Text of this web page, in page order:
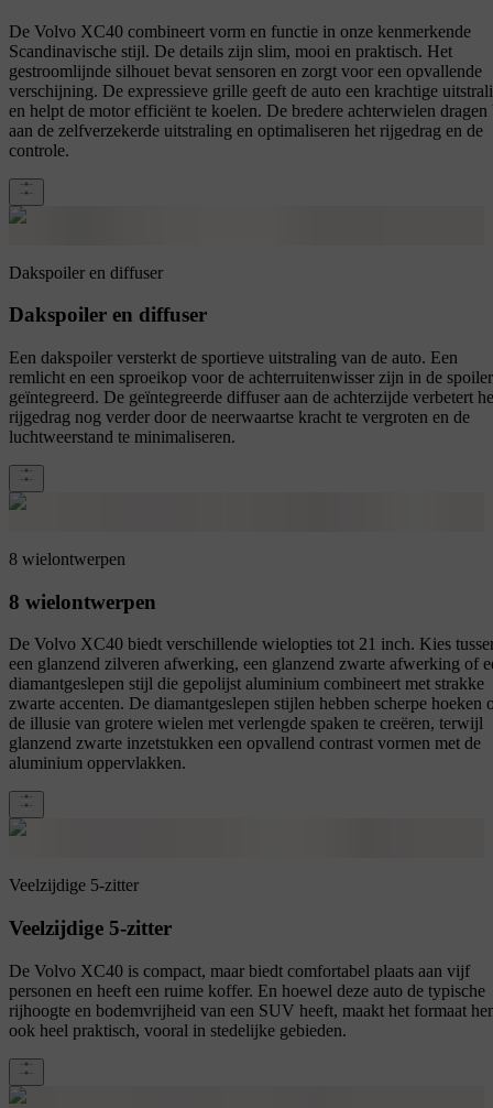
De Volvo XC40 combineert vorm en functie in onze kenmerkende
Scandinavische stijl. De details zijn slim, mooi en praktisch. Het
gestroomlijnde silhouet bevat sensoren en zorgt voor een opvallende
verschijning. De expressieve grille geeft de auto een krachtige
en helpt de motor efficiënt te koelen. De bredere achterwielen dragen
aan de zelfverzekerde uitstraling en optimaliseren het rijgedrag en de
controle.
Dakspoiler en diffuser
Dakspoiler en diffuser
Een dakspoiler versterkt de sportieve uitstraling van de auto. Een
remlicht en een sproeikop voor de achterruitenwisser zijn in de spoiler
geïntegreerd. De geïntegreerde diffuser aan de achterzijde verbetert
rijgedrag nog verder door de neerwaartse kracht te vergroten en de
luchtweerstand te minimaliseren.
8 wielontwerpen
8 wielontwerpen
De Volvo XC40 biedt verschillende wielopties tot 21 inch. Kies
een glanzend zilveren afwerking, een glanzend zwarte afwerking of
diamantgeslepen stijl die gepolijst aluminium combineert met strakke
zwarte accenten. De diamantgeslepen stijlen hebben scherpe hoeken
de illusie van grotere wielen met verlengde spaken te creëren, terwijl
glanzend zwarte inzetstukken een opvallend contrast vormen met de
aluminium oppervlakken.
Veelzijdige 5-zitter
Veelzijdige 5-zitter
De Volvo XC40 is compact, maar biedt comfortabel plaats aan vijf
personen en heeft een ruime koffer. En hoewel deze auto de typische
rijhoogte en bodemvrijheid van een SUV heeft, maakt het formaat
ook heel praktisch, vooral in stedelijke gebieden.